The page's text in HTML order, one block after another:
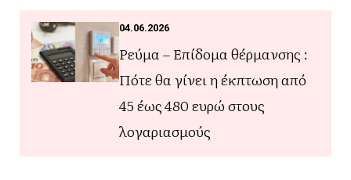
04.06.2026
Ρεύμα – Επίδομα θέρμανσης :
Πότε θα γίνει η έκπτωση από
45 έως 480 ευρώ στους
λογαριασμούς